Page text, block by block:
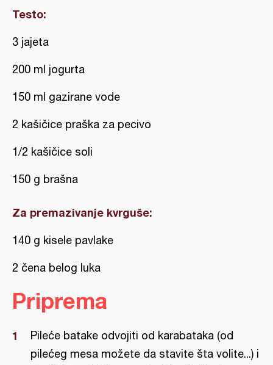
Testo:
3 jajeta
200 ml jogurta
150 ml gazirane vode
2 kašičice praška za pecivo
1/2 kašičice soli
150 g brašna
Za premazivanje kvrguše:
140 g kisele pavlake
2 čena belog luka
Priprema
Pileće batake odvojiti od karabataka (od
pilećeg mesa možete da stavite šta volite...) i